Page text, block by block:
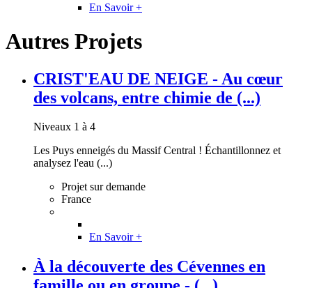
En Savoir +
Autres Projets
CRIST'EAU DE NEIGE - Au cœur
des volcans, entre chimie de (...)
Niveaux 1 à 4
Les Puys enneigés du Massif Central ! Échantillonnez et
analysez l'eau (...)
Projet sur demande
France
En Savoir +
À la découverte des Cévennes en